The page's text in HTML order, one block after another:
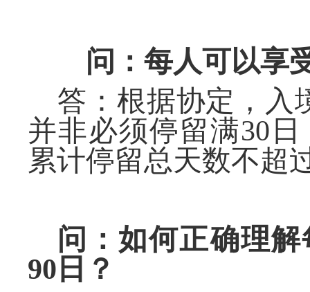
问：每人可以享
答：根据协定，入
并非必须停留满30 日
累计停留总天数不超
问：如何正确理解
90 日 ？